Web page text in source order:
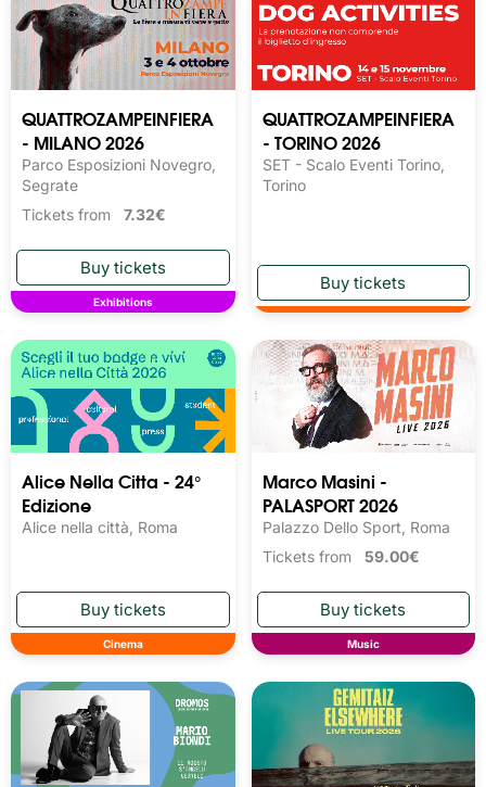
QUATTROZAMPEINFIERA
- MILANO 2026
Parco Esposizioni Novegro,
Segrate
Tickets from 7.32€
Exhibitions
QUATTROZAMPEINFIERA
- TORINO 2026
SET - Scalo Eventi Torino,
Torino
Alice Nella Citta - 24°
Edizione
Alice nella città, Roma
Cinema
Marco Masini -
PALASPORT 2026
Palazzo Dello Sport, Roma
Tickets from 59.00€
Music